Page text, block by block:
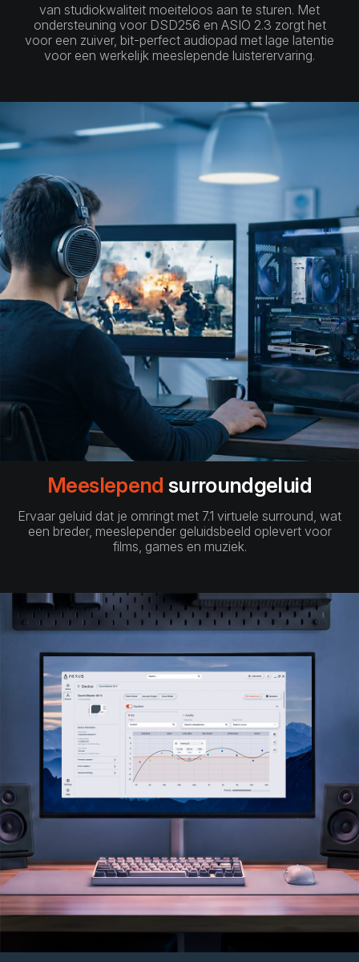
van studiokwaliteit moeiteloos aan te sturen. Met
ondersteuning voor DSD256 en ASIO 2.3 zorgt het
voor een zuiver, bit-perfect audiopad met lage latentie
voor een werkelijk meeslepende luisterervaring.
Meeslepend surroundgeluid
Ervaar geluid dat je omringt met 7.1 virtuele surround, wat
een breder, meeslepender geluidsbeeld oplevert voor
films, games en muziek.